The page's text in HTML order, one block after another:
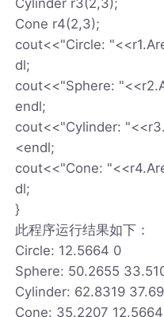
Cone r4(2,3);
cout<<"Circle:
dl;
cout<<"Sphere:
endl;
cout<<"Cylinder:
<endl;
cout<<"Cone:
dl;
}
此程序运行结果如下：
Circle: 12.5664 0
Sphere: 50.2655
Cylinder: 62.8319
Cone: 35.2207 12.5664